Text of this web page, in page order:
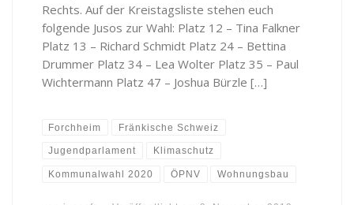
Rechts. Auf der Kreistagsliste stehen euch
folgende Jusos zur Wahl: Platz 12 – Tina Falkner
Platz 13 – Richard Schmidt Platz 24 – Bettina
Drummer Platz 34 – Lea Wolter Platz 35 – Paul
Wichtermann Platz 47 – Joshua Bürzle […]
Forchheim Fränkische Schweiz
Jugendparlament Klimaschutz
Kommunalwahl 2020 ÖPNV Wohnungsbau